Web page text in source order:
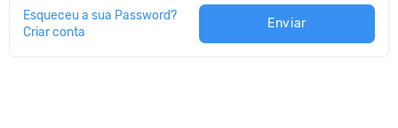
Esqueceu a sua Password?
Criar conta
Enviar